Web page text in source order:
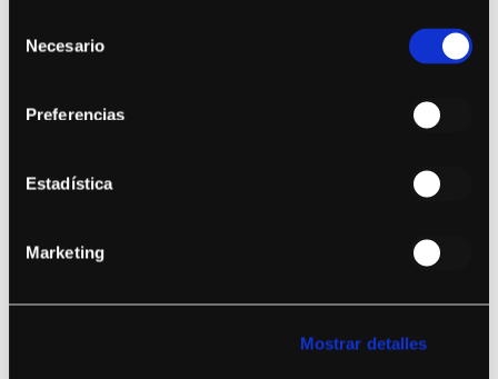
Necesario
Preferencias
Estadística
Marketing
Mostrar detalles
Bryan Adams